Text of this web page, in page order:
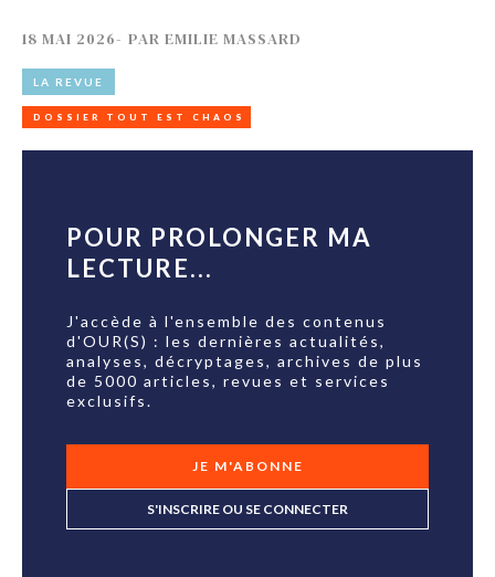
18 MAI 2026- PAR EMILIE MASSARD
LA REVUE
DOSSIER TOUT EST CHAOS
POUR PROLONGER MA
LECTURE...
J'accède à l'ensemble des contenus
d'OUR(S) : les dernières actualités,
analyses, décryptages, archives de plus
de 5000 articles, revues et services
exclusifs.
JE M'ABONNE
S'INSCRIRE OU SE CONNECTER